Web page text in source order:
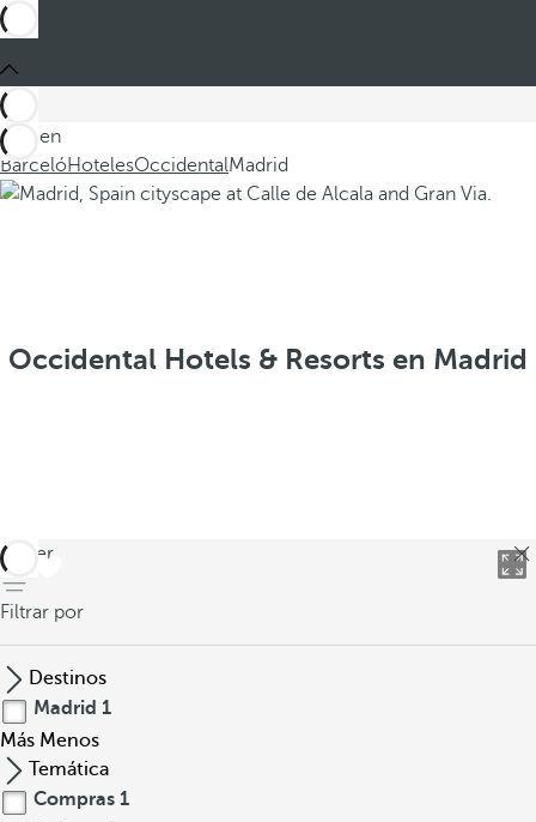
Está en
BarcelóHotelesOccidentalMadrid
Occidental Hotels & Resorts en Madrid
volver
Filtrar por
Destinos
Madrid 1
Más Menos
Temática
Compras 1